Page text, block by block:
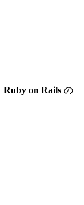
Ruby on Rails の